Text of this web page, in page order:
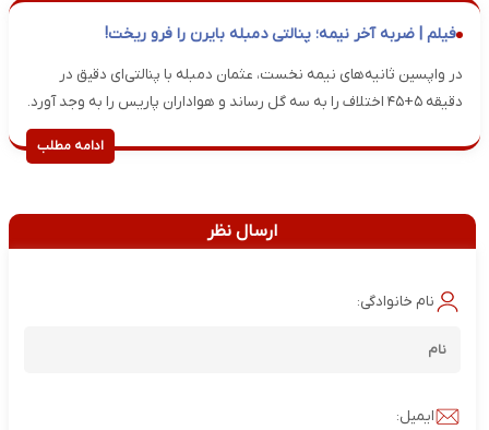
فیلم | ضربه آخر نیمه؛ پنالتی دمبله بایرن را فرو ریخت!
در واپسین ثانیه‌های نیمه نخست، عثمان دمبله با پنالتی‌ای دقیق در
دقیقه ۵+۴۵ اختلاف را به سه گل رساند و هواداران پاریس را به وجد آورد.
ادامه مطلب
ارسال نظر
نام خانوادگی:
ایمیل: